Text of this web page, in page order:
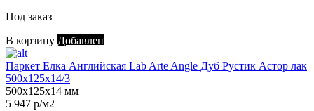
Под заказ
В корзину Добавлен
Паркет Елка Английская Lab Arte Angle Дуб Рустик Астор лак
500х125х14/3
500х125х14 мм
5 947 р/м2